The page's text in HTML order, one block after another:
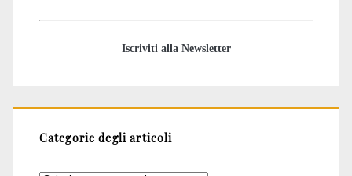
Iscriviti alla Newsletter
Categorie degli articoli